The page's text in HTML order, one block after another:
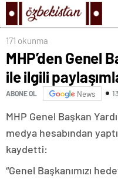
171 okunma
MHP’den Genel
ile ilgili
ABONE OL News
MHP Genel Başkan
medya hesabından
kaydetti:
“Genel Başkanımızı